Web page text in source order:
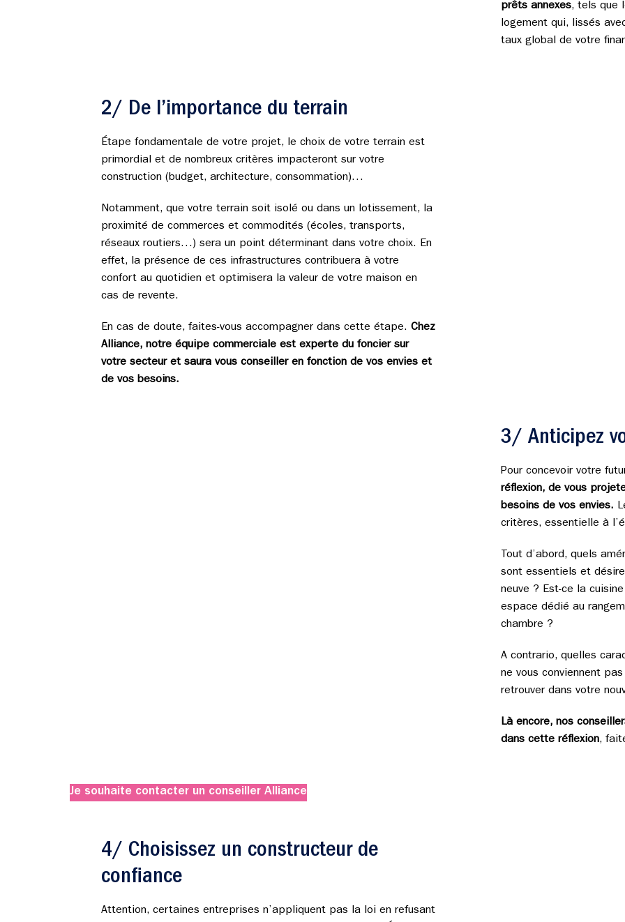
prêts annexes, tels que
logement qui, lissés
taux global de votre
2/ De l’importance du terrain
Étape fondamentale de votre projet, le choix de votre terrain est
primordial et de nombreux critères impacteront sur votre
construction (budget, architecture, consommation)…
Notamment, que votre terrain soit isolé ou dans un lotissement, la
proximité de commerces et commodités (écoles, transports,
réseaux routiers…) sera un point déterminant dans votre choix. En
effet, la présence de ces infrastructures contribuera à votre
confort au quotidien et optimisera la valeur de votre maison en
cas de revente.
En cas de doute, faites-vous accompagner dans cette étape.Chez
Alliance, notre équipe commerciale est experte du foncier sur
votre secteur et saura vous conseiller en fonction de vos envies et
de vos besoins.
3/ Anticipez
Pour concevoir votre
réflexion, de vous
besoins de vos envies.
critères, essentielle à
Tout d’abord, quels
sont essentiels et
neuve ? Est-ce la
espace dédié au
chambre ?
A contrario, quelles
ne vous conviennent
retrouver dans votre
Là encore, nos
dans cette réflexion,
Je souhaite contacter un conseiller Alliance
4/ Choisissez un constructeur de
confiance
Attention, certaines entreprises n’appliquent pas la loi en refusant